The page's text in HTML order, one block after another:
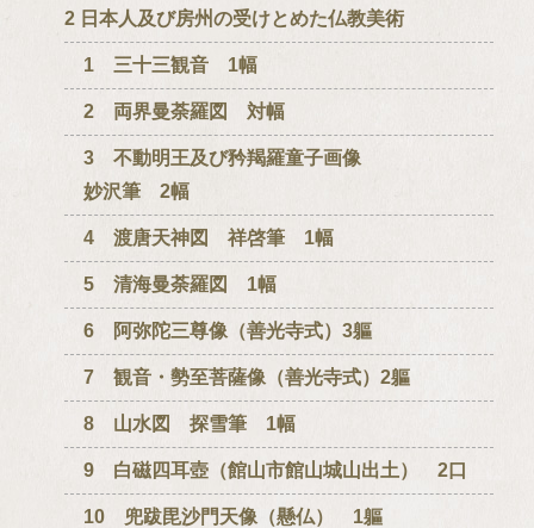
2 日本人及び房州の受けとめた仏教美術
1 三十三観音 1幅
2 両界曼荼羅図 対幅
3 不動明王及び矜羯羅童子画像
妙沢筆 2幅
4 渡唐天神図 祥啓筆 1幅
5 清海曼荼羅図 1幅
6 阿弥陀三尊像（善光寺式）3軀
7 観音・勢至菩薩像（善光寺式）2軀
8 山水図 探雪筆 1幅
9 白磁四耳壺（館山市館山城山出土） 2口
10 兜跋毘沙門天像（懸仏） 1軀